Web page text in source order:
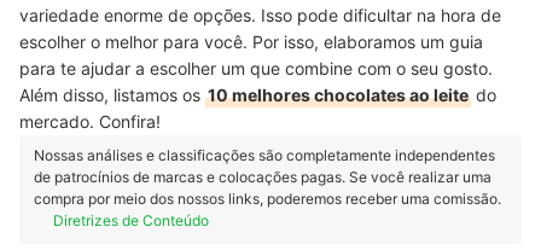
variedade enorme de opções. Isso pode dificultar na hora de
escolher o melhor para você. Por isso, elaboramos um guia
para te ajudar a escolher um que combine com o seu gosto.
Além disso, listamos os 10 melhores chocolates ao leite do
mercado. Confira!
Nossas análises e classificações são completamente independentes
de patrocínios de marcas e colocações pagas. Se você realizar uma
compra por meio dos nossos links, poderemos receber uma comissão.
Diretrizes de Conteúdo